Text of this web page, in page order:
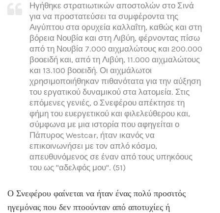
Ηγήθηκε στρατιωτικών αποστολών στο Σινά
για να προστατεύσει τα συμφέροντα της
Αιγύπτου στα ορυχεία καλλαΐτη, καθώς και στη
βόρεια Νουβία και στη Λιβύη, φέρνοντας πίσω
από τη Νουβία 7.000 αιχμαλώτους και 200.000
βοοειδή και, από τη Λιβύη, 11.000 αιχμαλώτους
και 13.100 βοοειδή. Οι αιχμάλωτοι
χρησιμοποιήθηκαν πιθανότατα για την αύξηση
του εργατικού δυναμικού στα λατομεία. Στις
επόμενες γενιές, ο Σνεφέρου απέκτησε τη
φήμη του ευεργετικού και φιλελεύθερου και,
σύμφωνα με μια ιστορία που αφηγείται ο
Πάπυρος Westcar, ήταν ικανός να
επικοινωνήσει με τον απλό κόσμο,
απευθυνόμενος σε έναν από τους υπηκόους
του ως "αδελφός μου". (51)
Ο Σνεφέρου φαίνεται να ήταν ένας πολύ προσιτός
ηγεμόνας που δεν πτοούνταν από αποτυχίες ή